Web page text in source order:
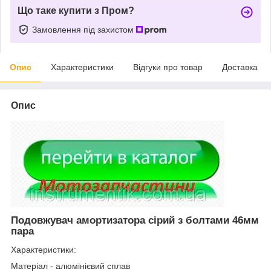
Що таке купити з Пром?
Замовлення під захистом
Опис Характеристики Відгуки про товар Доставка
Опис
Подовжувач амортизатора сірий з болтами 46мм
пара
Характеристики:
Матеріал - алюмінієвий сплав